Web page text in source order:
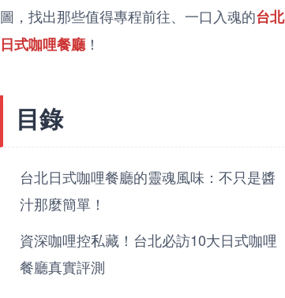
圖，找出那些值得專程前往、一口入魂的台北
日式咖哩餐廳 ！
目錄
台北日式咖哩餐廳的靈魂風味：不只是醬
汁那麼簡單！
資深咖哩控私藏！台北必訪10大日式咖哩
餐廳真實評測